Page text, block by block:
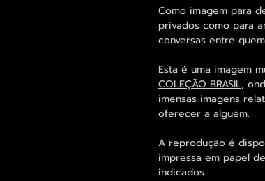
Como imagem para
privados como para
conversas entre
Esta é uma imagem
COLEÇÃO BRASIL,
imensas imagens
oferecer a alguém.
A reprodução é
impressa em papel
indicados.